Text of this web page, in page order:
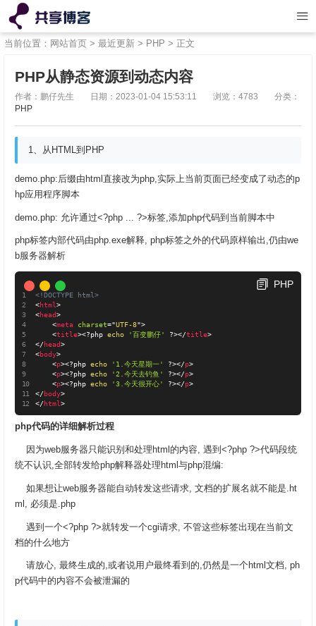
当前位置： 网站首页 > 最近更新 > PHP > 正文
PHP从静态资源到动态内容
作者：鹏仔先生 日期：2023-01-04 15:53:11 浏览：4783
分类：
PHP
1、从HTML到PHP
demo.php:后缀由html直接改为php,实际上当前页面已经变成了动态的p
hp应用程序脚本
demo.php: 允许通过<?php ... ?>标签,添加php代码到当前脚本中
php标签内部代码由php.exe解释, php标签之外的代码原样输出,仍由we
b服务器解析
PHP
<!DOCTYPE html>
<html>
<head>
<meta charset="UTF-8">
<title><?php echo '百变鹏仔' ?></title>
</head>
<body>
<p><?php echo '1.今天星期一' ?></p>
<p><?php echo '2.今天去钓鱼' ?></p>
<p><?php echo '3.今天很开心' ?></p>
</body>
</html>
php代码的详细解析过程
因为web服务器只能识别和处理html的内容, 遇到<?php ?>代码段统
统不认识,全部转发给php解释器处理html与php混编:
如果想让web服务器能自动转发这些请求, 文档的扩展名就不能是.ht
ml, 必须是.php
遇到一个<?php ?>就转发一个cgi请求, 不管这些标签出现在当前文
档的什么地方
请放心, 最终生成的,或者说用户最终看到的,仍然是一个html文档, ph
p代码中的内容不会被泄漏的